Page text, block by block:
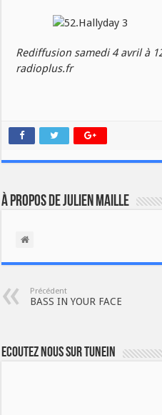
Rediffusion samedi 4 avril à
radioplus.fr
À propos de Julien Maille
Précédent
BASS IN YOUR FACE
Ecoutez nous sur TuneIn